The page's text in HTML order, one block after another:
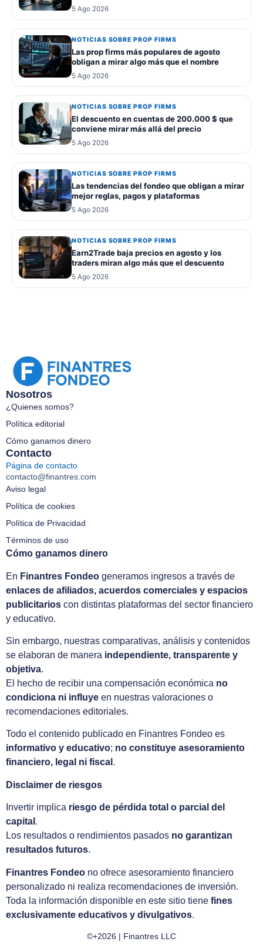
5 Ago 2026
NOTICIAS SOBRE PROP FIRMS
Las prop firms más populares de agosto
obligan a mirar algo más que el nombre
5 Ago 2026
NOTICIAS SOBRE PROP FIRMS
El descuento en cuentas de 200.000 $ que
conviene mirar más allá del precio
5 Ago 2026
NOTICIAS SOBRE PROP FIRMS
Las tendencias del fondeo que obligan a mirar
mejor reglas, pagos y plataformas
5 Ago 2026
NOTICIAS SOBRE PROP FIRMS
Earn2Trade baja precios en agosto y los
traders miran algo más que el descuento
5 Ago 2026
Nosotros
¿Quienes somos?
Política editorial
Cómo ganamos dinero
Contacto
Página de contacto
contacto@finantres.com
Aviso legal
Política de cookies
Política de Privacidad
Términos de uso
Cómo ganamos dinero
En Finantres Fondeo generamos ingresos a través de
enlaces de afiliados, acuerdos comerciales y espacios
publicitarios con distintas plataformas del sector financiero
y educativo.
Sin embargo, nuestras comparativas, análisis y contenidos
se elaboran de manera independiente, transparente y
objetiva.
El hecho de recibir una compensación económica no
condiciona ni influye en nuestras valoraciones o
recomendaciones editoriales.
Todo el contenido publicado en Finantres Fondeo es
informativo y educativo; no constituye asesoramiento
financiero, legal ni fiscal .
Disclaimer de riesgos
Invertir implica riesgo de pérdida total o parcial del
capital .
Los resultados o rendimientos pasados no garantizan
resultados futuros.
Finantres Fondeo no ofrece asesoramiento financiero
personalizado ni realiza recomendaciones de inversión.
Toda la información disponible en este sitio tiene fines
exclusivamente educativos y divulgativos.
©+2026 | Finantres LLC